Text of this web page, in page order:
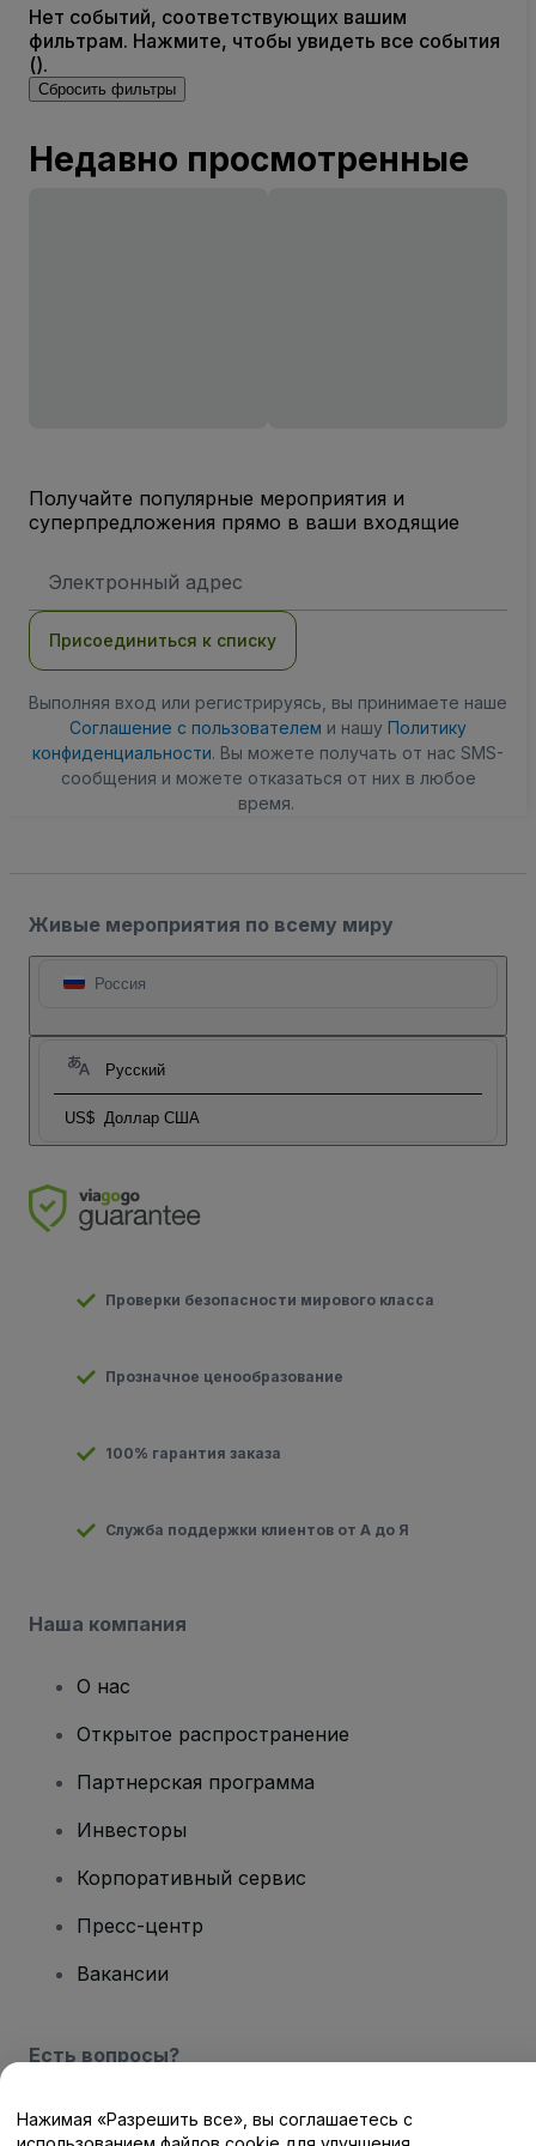
Нет событий, соответствующих вашим
фильтрам. Нажмите, чтобы увидеть все события
().
Сбросить фильтры
Недавно просмотренные
Получайте популярные мероприятия и
суперпредложения прямо в ваши входящие
электронной
Присоединиться к списку
Выполняя вход или регистрируясь, вы принимаете наше
Соглашение с пользователем и нашу Политику
конфиденциальности. Вы можете получать от нас SMS-
сообщения и можете отказаться от них в любое
время.
Живые мероприятия по всему миру
Россия
Русский
US$ Доллар США
Проверки безопасности мирового класса
Прозначное ценообразование
100% гарантия заказа
Служба поддержки клиентов от А до Я
Наша компания
О нас
Открытое распространение
Партнерская программа
Инвесторы
Корпоративный сервис
Пресс-центр
Вакансии
Есть вопросы?
Центр помощи / Свяжитесь с нами
Нажимая «Разрешить все», вы соглашаетесь с